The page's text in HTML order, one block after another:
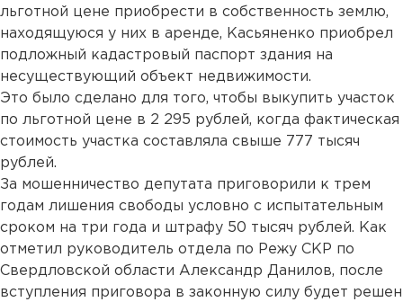
льготной цене приобрести в собственность землю,
находящуюся у них в аренде, Касьяненко приобрел
подложный кадастровый паспорт здания на
несуществующий объект недвижимости.
Это было сделано для того, чтобы выкупить участок
по льготной цене в 2 295 рублей, когда фактическая
стоимость участка составляла свыше 777 тысяч
рублей.
За мошенничество депутата приговорили к трем
годам лишения свободы условно с испытательным
сроком на три года и штрафу 50 тысяч рублей. Как
отметил руководитель отдела по Режу СКР по
Свердловской области Александр Данилов, после
вступления приговора в законную силу будет решен